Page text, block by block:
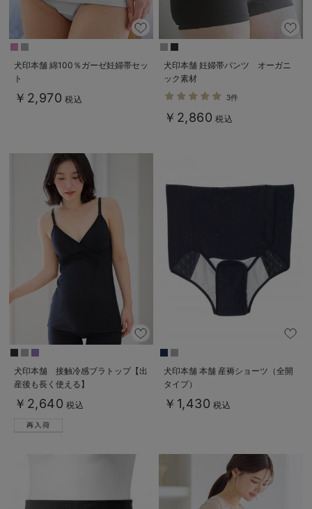
犬印本舗 綿100％ガーゼ妊婦帯セッ
ト
￥2,970 税込
犬印本舗 妊婦帯パンツ オーガニ
ック素材
3件
￥2,860 税込
犬印本舗 接触冷感ブラトップ【出
産後も長く使える】
￥2,640 税込
犬印本舗 本舗 産褥ショーツ（全開
タイプ）
￥1,430 税込